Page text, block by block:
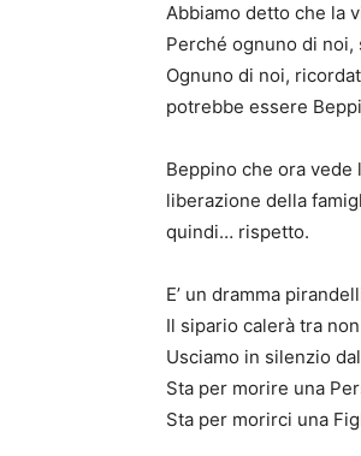
Abbiamo detto che la
Perché ognuno di
Ognuno di noi,
potrebbe essere
Beppino che ora
liberazione della
quindi… rispetto.
E’ un dramma
Il sipario calerà tra
Usciamo in silenzio
Sta per morire una
Sta per morirci una